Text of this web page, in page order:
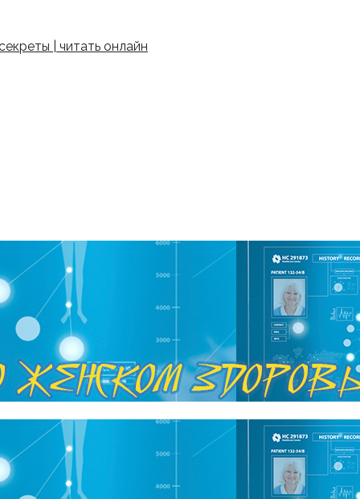
| читать онлайн